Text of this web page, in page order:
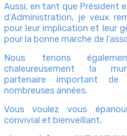
Aussi, en tant que Président
d’Administration, je veux
pour leur implication et leur
pour la bonne marche de
Nous tenons
chaleureusement la
partenaire important de
nombreuses années.
Vous voulez vous
convivial et bienveillant,